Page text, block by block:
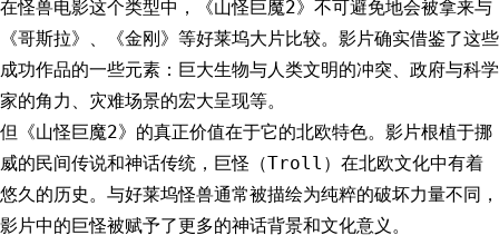
在怪兽电影这个类型中，《山怪巨魔2》不可避免地会被拿来与
《哥斯拉》、《金刚》等好莱坞大片比较。影片确实借鉴了这些
成功作品的一些元素：巨大生物与人类文明的冲突、政府与科学
家的角力、灾难场景的宏大呈现等。
但《山怪巨魔2》的真正价值在于它的北欧特色。影片根植于挪
威的民间传说和神话传统，巨怪（Troll）在北欧文化中有着
悠久的历史。与好莱坞怪兽通常被描绘为纯粹的破坏力量不同，
影片中的巨怪被赋予了更多的神话背景和文化意义。